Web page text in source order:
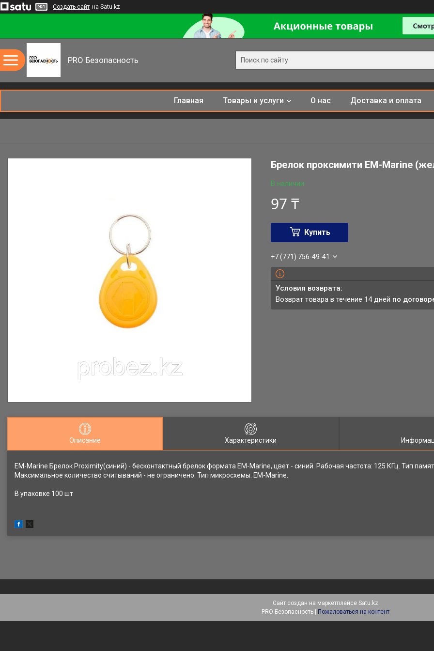
Создать сайт на Satu.kz
PRO Безопасность
Главная Товары и услуги О нас Доставка и оплата
Брелок проксимити EM-Marine
В наличии
97 ₸
Купить
+7 (771) 756-49-41
возврат товара в течение 14 дней по
Описание Характеристики
EM-Marine Брелок Proximity(синий) - бесконтактный брелок формата EM-Marine, цвет - синий. Рабочая частота: 125 КГц. Тип
Максимальное количество считываний - не ограничено. Тип микросхемы: EM-Marine.
В упаковке 100 шт
Сайт создан на маркетплейсе Satu.kz
Пожаловаться на контент